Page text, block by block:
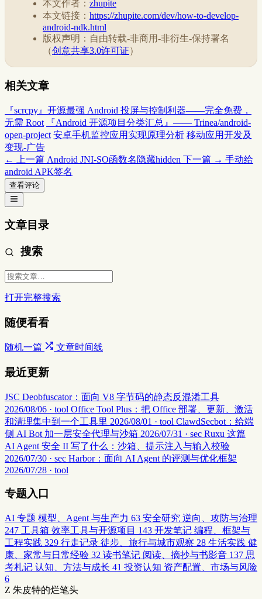
本文作者： zhupite
本文链接： https://zhupite.com/dev/how-to-develop-
android-ndk.html
版权声明：自由转载-非商用-非衍生-保持署名
（创意共享3.0许可证）
相关文章
『scrcpy』开源最强 Android 投屏与控制利器——完全免费，
无需 Root
『Android 开源项目分类汇总』—— Trinea/android-
open-project 安卓手机监控应用实现原理分析 移动应用开发及
变现-广告
← 上一篇 Android JNI-SO函数名隐藏hidden 下一篇 → 手动给
android APK签名
查看评论
文章目录
搜索
打开完整搜索
随便看看
随机一篇 文章时间线
最近更新
JSC Deobfuscator：面向 V8 字节码的静态反混淆工具
2026/08/06 · tool Office Tool Plus：把 Office 部署、更新、激活
和清理集中到一个工具里 2026/08/01 · tool ClawdSecbot：给端
侧 AI Bot 加一层安全代理与沙箱 2026/07/31 · sec Ruxu 这篇
AI Agent 安全 II 写了什么：沙箱、提示注入与输入校验
2026/07/30 · sec Harbor：面向 AI Agent 的评测与优化框架
2026/07/28 · tool
专题入口
AI 专题 模型、Agent 与生产力 63 安全研究 逆向、攻防与治理
247 工具箱 效率工具与开源项目 143 开发笔记 编程、框架与
工程实践 329 行走记录 徒步、旅行与城市观察 28 生活实践 健
康、家常与日常经验 32 读书笔记 阅读、摘抄与书影音 137 思
考札记 认知、方法与成长 41 投资认知 资产配置、市场与风险
6
Z 朱皮特的烂笔头